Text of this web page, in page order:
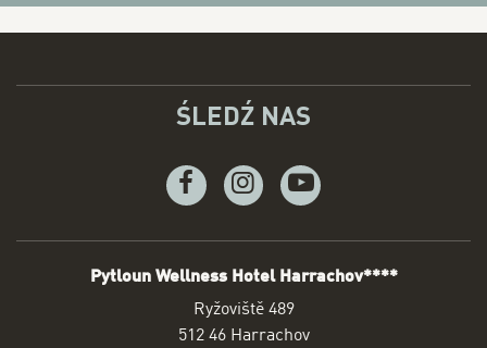
ADRESPytloun Wellness Hotel Harrachov****
Ryžoviště 489
512 46 Harrachov
ŚLEDŹ NAS
FacebookInstagramYoutube